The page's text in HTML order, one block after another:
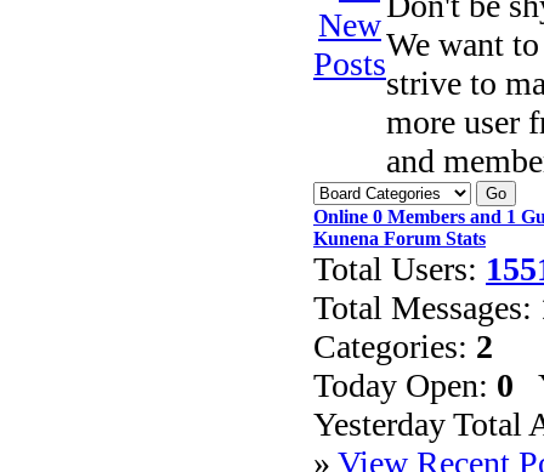
We want
strive to
more user
and
Online 0 Members and 1
Kunena Forum Stats
Total Users:
Total Messages:
Categories: 2
Today Open: 0
Yesterday Total
» View Recent